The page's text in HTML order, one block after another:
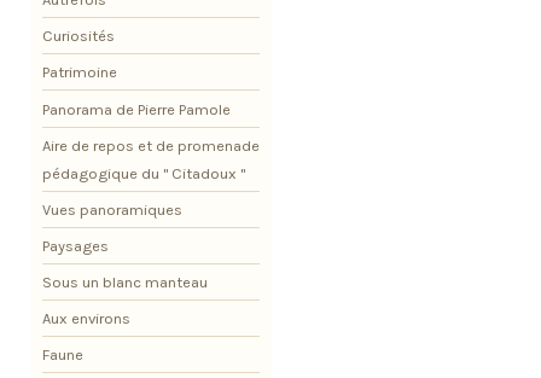
Curiosités
Patrimoine
Panorama de Pierre Pamole
Aire de repos et de promenade
pédagogique du " Citadoux "
Vues panoramiques
Paysages
Sous un blanc manteau
Aux environs
Faune